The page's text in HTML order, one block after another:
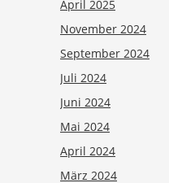
April 2025
November 2024
September 2024
Juli 2024
Juni 2024
Mai 2024
April 2024
März 2024